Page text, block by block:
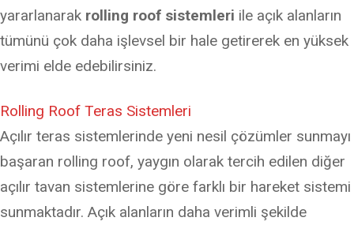
yararlanarak rolling roof sistemleri ile açık alanların
tümünü çok daha işlevsel bir hale getirerek en yüksek
verimi elde edebilirsiniz.
Rolling Roof Teras Sistemleri
Açılır teras sistemlerinde yeni nesil çözümler sunmayı
başaran rolling roof, yaygın olarak tercih edilen diğer
açılır tavan sistemlerine göre farklı bir hareket sistemi
sunmaktadır. Açık alanların daha verimli şekilde